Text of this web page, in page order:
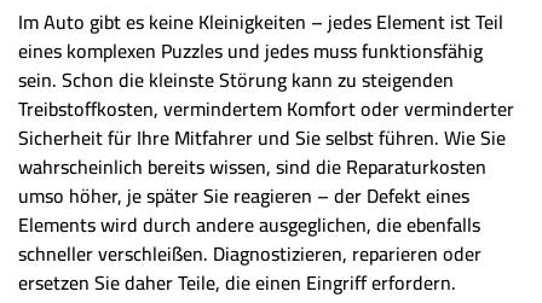
Im Auto gibt es keine Kleinigkeiten – jedes Element ist Teil
eines komplexen Puzzles und jedes muss funktionsfähig
sein. Schon die kleinste Störung kann zu steigenden
Treibstoffkosten, vermindertem Komfort oder verminderter
Sicherheit für Ihre Mitfahrer und Sie selbst führen. Wie Sie
wahrscheinlich bereits wissen, sind die Reparaturkosten
umso höher, je später Sie reagieren – der Defekt eines
Elements wird durch andere ausgeglichen, die ebenfalls
schneller verschleißen. Diagnostizieren, reparieren oder
ersetzen Sie daher Teile, die einen Eingriff erfordern.